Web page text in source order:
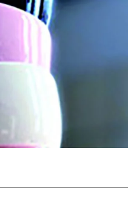
Créer un
une manière pour lui de
nous vous proposons
le travail de l’équipe